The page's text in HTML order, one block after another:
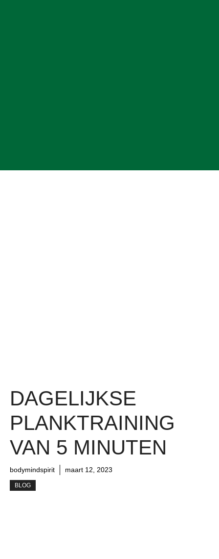
DAGELIJKSE
PLANKTRAINING
VAN 5 MINUTEN
bodymindspirit maart 12, 2023
BLOG